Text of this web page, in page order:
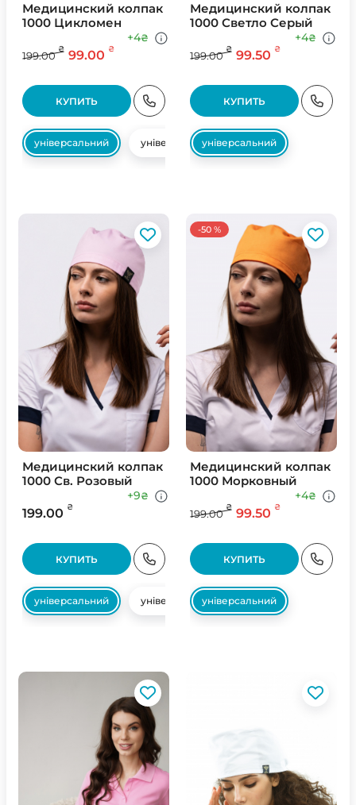
Медицинский колпак
1000 Цикломен
199.00
₴ 99.00 ₴
+4₴
КУПИТЬ
універсальний універсальний
Медицинский колпак
1000 Светло Серый
199.00
₴ 99.50 ₴
+4₴
КУПИТЬ
універсальний
Медицинский колпак
1000 Св. Розовый
199.00 ₴
+9₴
КУПИТЬ
універсальний універсальний
-50 %
Медицинский колпак
1000 Морковный
199.00
₴ 99.50 ₴
+4₴
КУПИТЬ
універсальний